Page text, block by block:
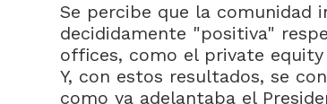
Se percibe que la comunidad
decididamente "positiva"
offices, como el private
Y, con estos resultados, se
como ya adelantaba el